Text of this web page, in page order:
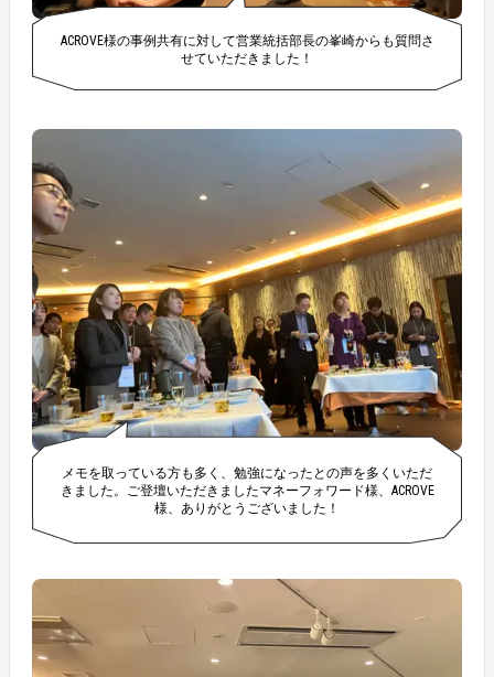
ACROVE様の事例共有に対して営業統括部長の峯崎からも質問さ
せていただきました！
メモを取っている方も多く、勉強になったとの声を多くいただ
きました。ご登壇いただきましたマネーフォワード様、ACROVE
様、ありがとうございました！